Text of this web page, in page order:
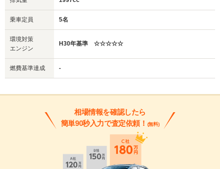
乗車定員 5名
環境対策
エンジン
H30年基準 ☆☆☆☆☆
燃費基準達成 -
相場情報を確認したら
簡単90秒入力で査定依頼！ (無料)